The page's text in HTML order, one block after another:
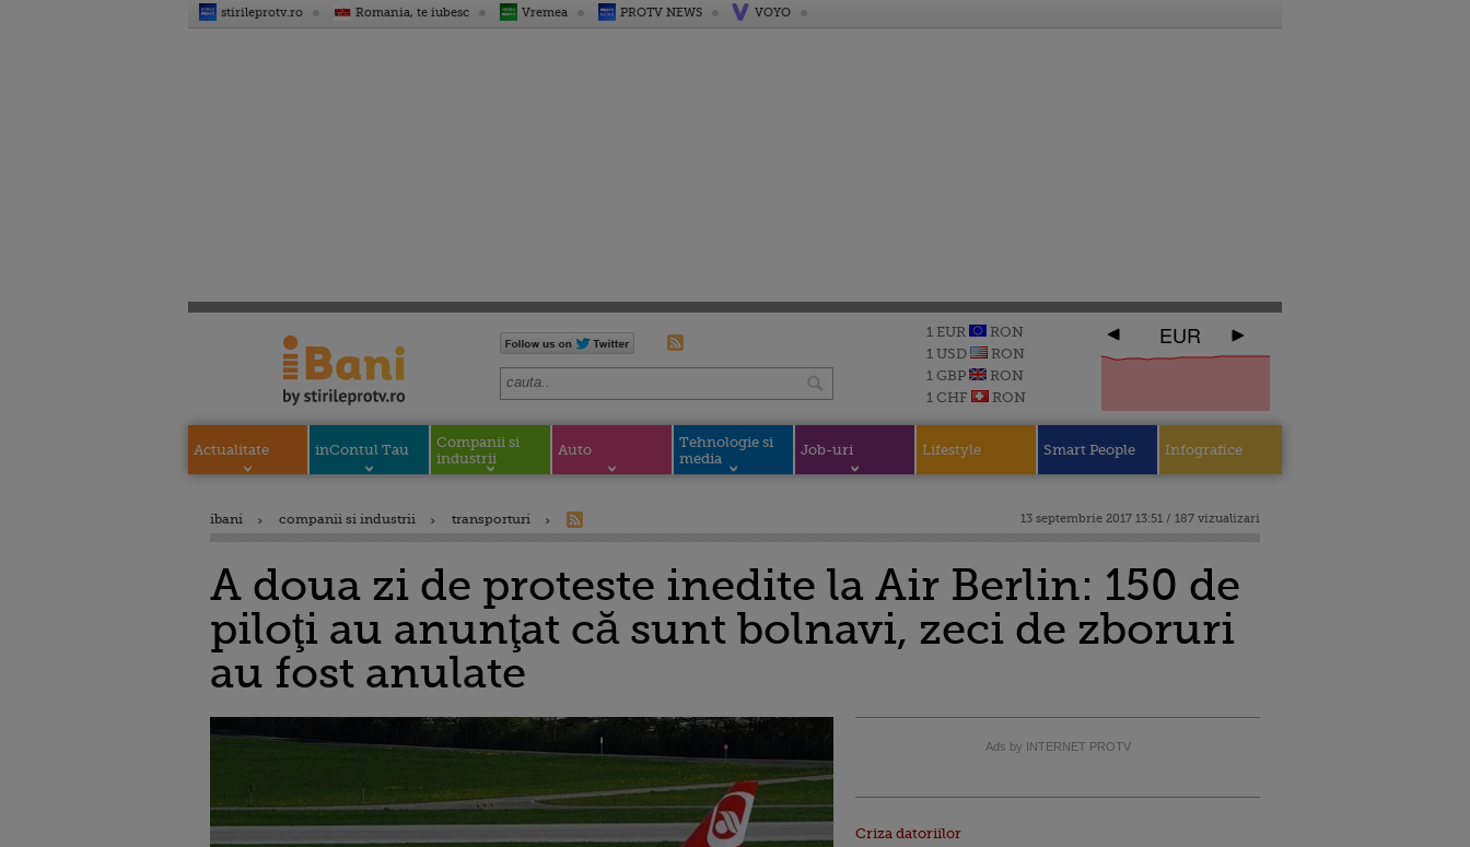
stirileprotv.ro Romania, te iubesc Vremea PROTV NEWS VOYO
1 EUR
RON
1 USD
RON
1 GBP
RON
1 CHF
RON
EUR
Actualitate inContul Tau
Companii si
industrii
Auto
Tehnologie si
media
Job-uri Lifestyle Smart People Infografice
ibani companii si industrii transporturi 13 septembrie 2017 13:51 / 187 vizualizari
A doua zi de proteste inedite la Air Berlin: 150 de
piloţi au anunţat că sunt bolnavi, zeci de zboruri
au fost anulate
Ads by INTERNET PROTV
Criza datoriilor